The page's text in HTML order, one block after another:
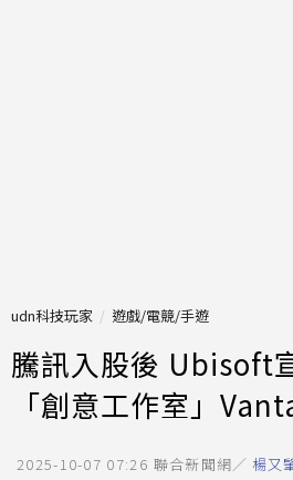
udn科技玩家 遊戲/電競/手遊
騰訊入股後 Ubisoft
「創意工作室」
2025-10-07 07:26 聯合新聞網／ 楊又